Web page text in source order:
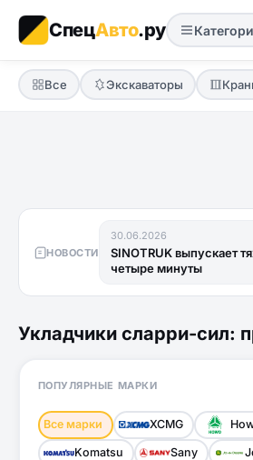
СпецАвто.ру
Все Экскаваторы
НОВОСТИ
30.06.2026
SINOTRUK выпускает
четыре минуты
Укладчики сларри-сил:
ПОПУЛЯРНЫЕ МАРКИ
Все марки XCMG
Komatsu Sany